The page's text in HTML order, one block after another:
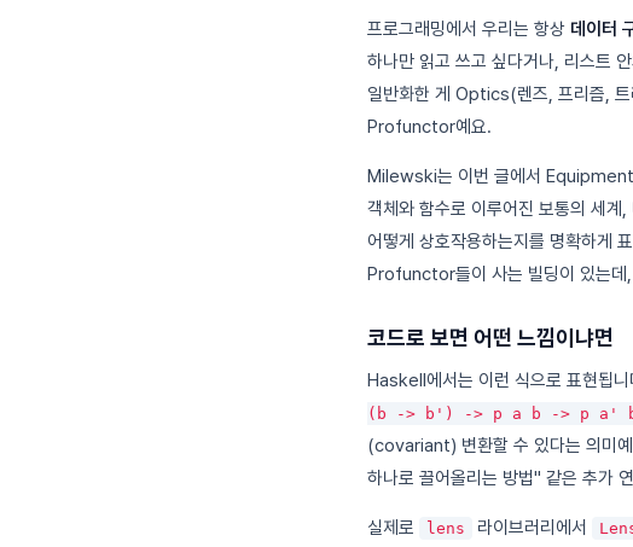
프로그래밍에서 우리는 항상 데이터
하나만 읽고 쓰고 싶다거나, 리스트
일반화한 게 Optics(렌즈, 프리즘, 트
Profunctor예요.
Milewski는 이번 글에서 Equipment
객체와 함수로 이루어진 보통의 세
어떻게 상호작용하는지를 명확하게
Profunctor들이 사는 빌딩이 있는데,
코드로 보면 어떤 느낌이냐면
Haskell에서는 이런 식으로 표현됩니
(b -> b') -> p a b -> p a'
(covariant) 변환할 수 있다는 의미
하나로 끌어올리는 방법" 같은 추가
실제로 lens 라이브러리에서